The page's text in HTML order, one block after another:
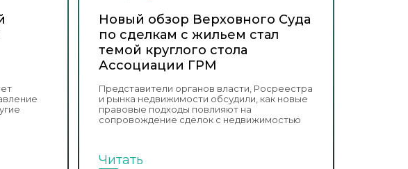
Новый обзор Верховного Суда
по сделкам с жильем стал
темой круглого стола
Ассоциации ГРМ
Представители органов власти, Росреестра
и рынка недвижимости обсудили, как новые
правовые подходы повлияют на
сопровождение сделок с недвижимостью
Читать